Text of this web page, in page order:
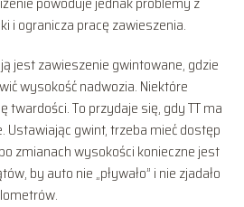
i ogranicza pracę zawieszenia.
jest zawieszenie gwintowane, gdzie
wysokość nadwozia. Niektóre
twardości. To przydaje się, gdy TT ma
Ustawiając gwint, trzeba mieć dostęp
zmianach wysokości konieczne jest
by auto nie „pływało” i nie zjadało